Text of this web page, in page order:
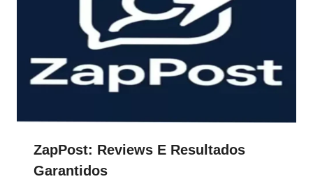
ZapPost: Reviews E Resultados
Garantidos